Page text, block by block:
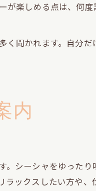
楽しめる点は、何
聞かれます。自分
内
シーシャをゆった
ックスしたい方や